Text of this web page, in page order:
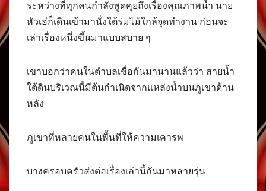
ระหว่างที่ทุกคนกำลังพูดคุยถึงเรื่องคุณภาพน้ำ นาย
หัวเอ๋ก็เดินเข้ามานั่งใต้ร่มไม้ใกล้จุดทำงาน ก่อนจะ
เล่าเรื่องหนึ่งขึ้นมาแบบสบาย ๆ
เขาบอกว่าคนในตำบลเชื่อกันมานานแล้วว่า สายน้ำ
ใต้ดินบริเวณนี้มีต้นกำเนิดจากแหล่งน้ำบนภูเขาด้าน
หลัง
ภูเขาที่หลายคนในพื้นที่ให้ความเคารพ
บางครอบครัวส่งต่อเรื่องเล่านี้กันมาหลายรุ่น